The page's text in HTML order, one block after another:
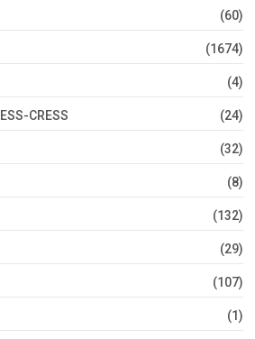
(60)
(1674)
(4)
CRESS (24)
(32)
(8)
(132)
(29)
(107)
(1)